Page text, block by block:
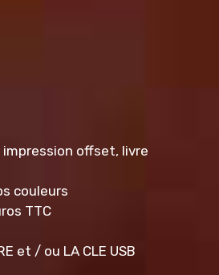
impression offset, livre
couleurs
TTC
et / ou LA CLE USB